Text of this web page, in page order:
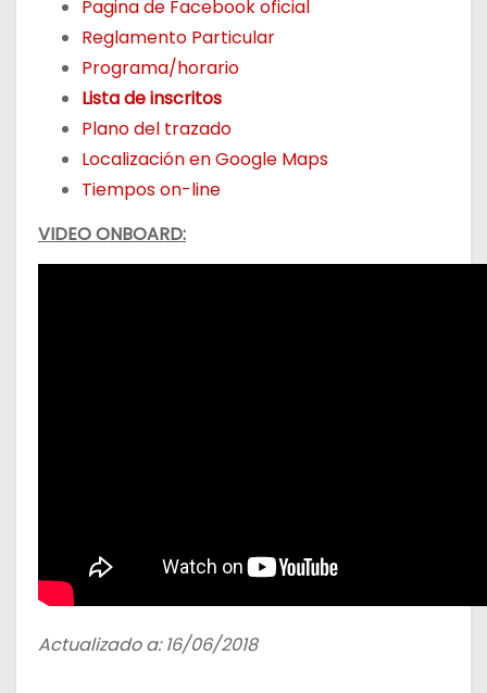
Pagina de Facebook oficial
Reglamento Particular
Programa/horario
Lista de inscritos
Plano del trazado
Localización en Google Maps
Tiempos on-line
VIDEO ONBOARD:
Actualizado a: 16/06/2018